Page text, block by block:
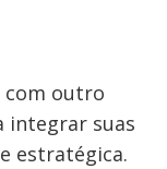
com outro
integrar suas
estratégica.